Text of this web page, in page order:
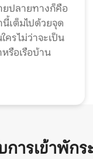
ยปลายทางก็คือ
เต็มไปด้วยจุด
คร ไม่ว่าจะเป็น
รือเรือบ้าน
ารเข้าพักร